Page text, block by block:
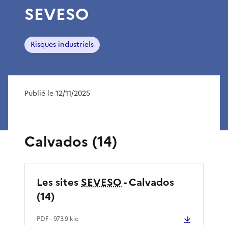
SEVESO
Risques industriels
Publié le 12/11/2025
Calvados (14)
Les sites SEVESO- Calvados
(14)
PDF- 973.9 kio